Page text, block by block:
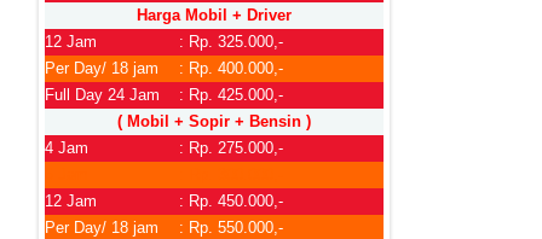
Harga Mobil + Driver
12 Jam
: Rp. 325.000,-
Per Day/ 18 jam
: Rp. 400.000,-
Full Day 24 Jam
: Rp. 425.000,-
( Mobil + Sopir + Bensin )
4 Jam
: Rp. 275.000,-
12 Jam
: Rp. 450.000,-
Per Day/ 18 jam
: Rp. 550.000,-